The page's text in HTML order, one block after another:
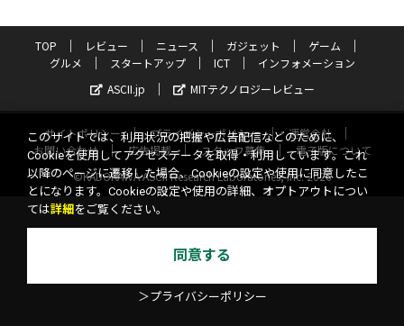
TOP レビュー ニュース ガジェット
ゲーム
グルメ
スタートアップ ICT
インフォメーション
ASCII.jp
MITテクノロジーレビュー
サイトポリシー プライバシーポリシー
運営会社
お問い合わせ
広告掲載 スタッフ募集
電子版について
©KADOKAWA ASCII Research Laboratories, Inc. 2026
このサイトでは、利用状況の把握や広告配信などのために、
Cookieを使用してアクセスデータを取得・利用しています。これ
以降のページに遷移した場合、Cookieの設定や使用に同意したこ
とになります。Cookieの設定や使用の詳細、オプトアウトについ
ては詳細 をご覧ください。
同意する
＞プライバシーポリシー